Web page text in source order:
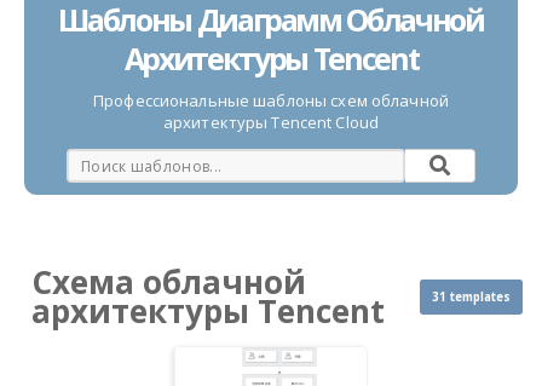
Шаблоны Диаграмм Облачной
Архитектуры Tencent
Профессиональные шаблоны схем облачной
архитектуры Tencent Cloud
Схема облачной
архитектуры Tencent 31 templates